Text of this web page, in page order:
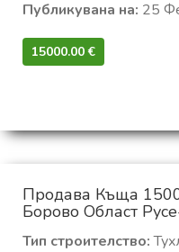
Публикувана на: 25
15000.00 €‎
Продава Къща
Борово Област
Тип строителство: